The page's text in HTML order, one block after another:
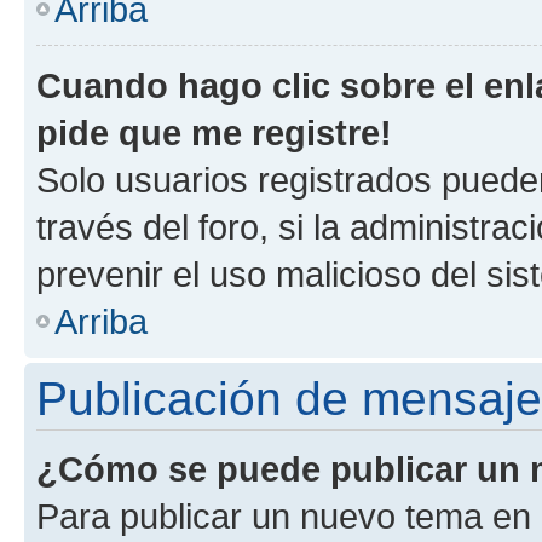
Arriba
Cuando hago clic sobre el
pide que me registre!
Solo usuarios registrados
través del foro, si la
prevenir el uso malicioso del
Arriba
Publicación de
¿Cómo se puede publicar un
Para publicar un nuevo tema